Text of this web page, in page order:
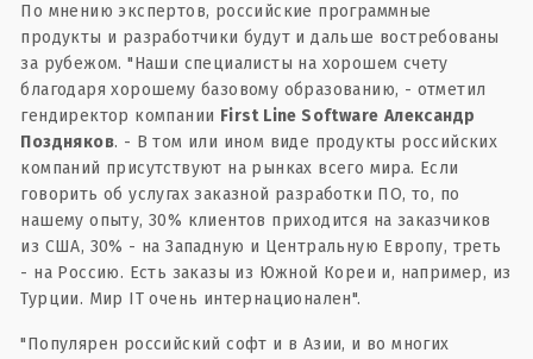
По мнению экспертов, российские программные
продукты и разработчики будут и дальше востребованы
за рубежом. "Наши специалисты на хорошем счету
благодаря хорошему базовому образованию, - отметил
гендиректор компании First Line Software Александр
Поздняков. - В том или ином виде продукты российских
компаний присутствуют на рынках всего мира. Если
говорить об услугах заказной разработки ПО, то, по
нашему опыту, 30% клиентов приходится на заказчиков
из США, 30% - на Западную и Центральную Европу, треть
- на Россию. Есть заказы из Южной Кореи и, например, из
Турции. Мир IT очень интернационален".
"Популярен российский софт и в Азии, и во многих